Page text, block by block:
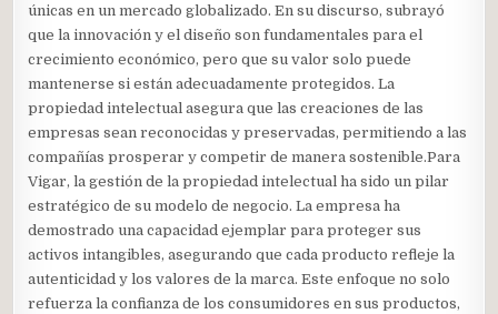
únicas en un mercado globalizado. En su discurso, subrayó
que la innovación y el diseño son fundamentales para el
crecimiento económico, pero que su valor solo puede
mantenerse si están adecuadamente protegidos. La
propiedad intelectual asegura que las creaciones de las
empresas sean reconocidas y preservadas, permitiendo a las
compañías prosperar y competir de manera sostenible.Para
Vigar, la gestión de la propiedad intelectual ha sido un pilar
estratégico de su modelo de negocio. La empresa ha
demostrado una capacidad ejemplar para proteger sus
activos intangibles, asegurando que cada producto refleje la
autenticidad y los valores de la marca. Este enfoque no solo
refuerza la confianza de los consumidores en sus productos,